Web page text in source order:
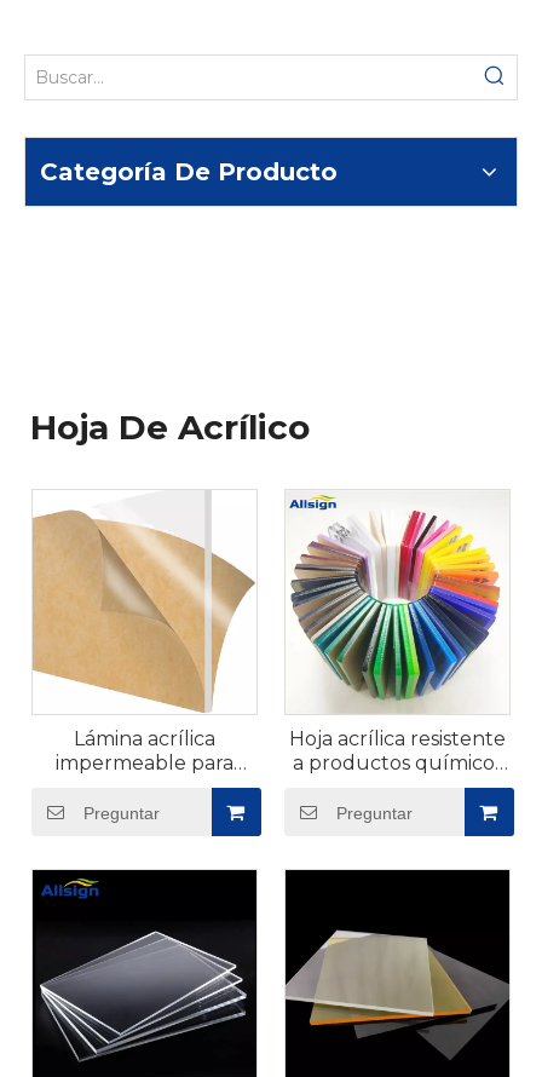
Categoría De Producto
Hoja De Acrílico
Lámina acrílica
impermeable para
Preguntar
Hoja acrílica resistente
a productos químicos
para fabricación
Preguntar